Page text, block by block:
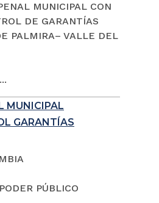
MUNICIPAL CON
DE GARANTÍAS
PALMIRA– VALLE DEL
MUNICIPAL
GARANTÍAS
PÚBLICO